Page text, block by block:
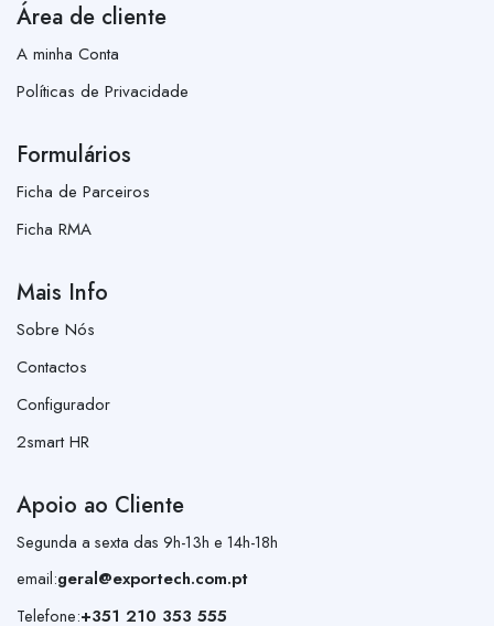
Área de cliente
A minha Conta
Políticas de Privacidade
Formulários
Ficha de Parceiros
Ficha RMA
Mais Info
Sobre Nós
Contactos
Configurador
2smart HR
Apoio ao Cliente
Segunda a sexta das 9h-13h e 14h-18h
email:geral@exportech.com.pt
Telefone:+351 210 353 555